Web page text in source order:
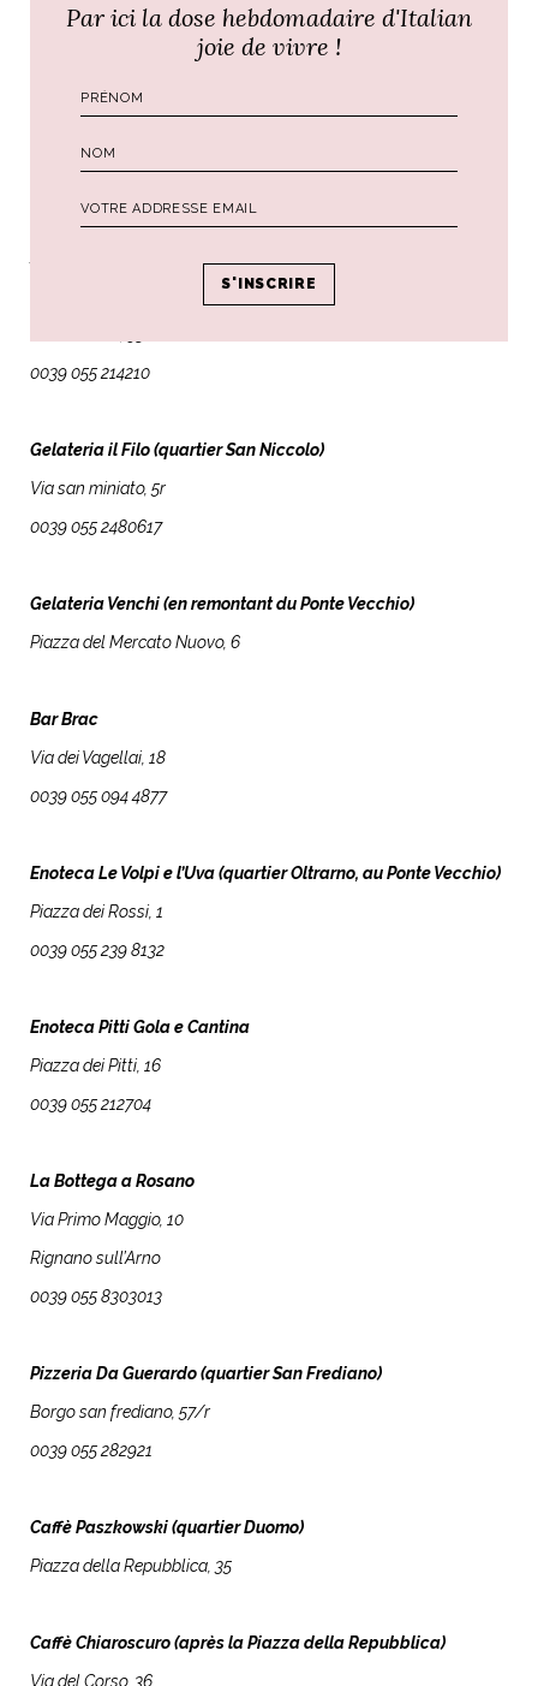
0039 055 214210
Gelateria il Filo (quartier San Niccolo)
Via san miniato, 5r
0039 055 2480617
Gelateria Venchi (en remontant du Ponte Vecchio)
Piazza del Mercato Nuovo, 6
Bar Brac
Via dei Vagellai, 18
0039 055 094 4877
Enoteca Le Volpi e l’Uva (quartier Oltrarno, au Ponte Vecchio)
Piazza dei Rossi, 1
0039 055 239 8132
Enoteca Pitti Gola e Cantina
Piazza dei Pitti, 16
0039 055 212704
La Bottega a Rosano
Via Primo Maggio, 10
Rignano sull’Arno
0039 055 8303013
Pizzeria Da Guerardo (quartier San Frediano)
Borgo san frediano, 57/r
0039 055 282921
Caffè Paszkowski (quartier Duomo)
Piazza della Repubblica, 35
Caffè Chiaroscuro (après la Piazza della Repubblica)
Via del Corso, 36
Par ici la dose hebdomadaire d'Italian
joie de vivre !